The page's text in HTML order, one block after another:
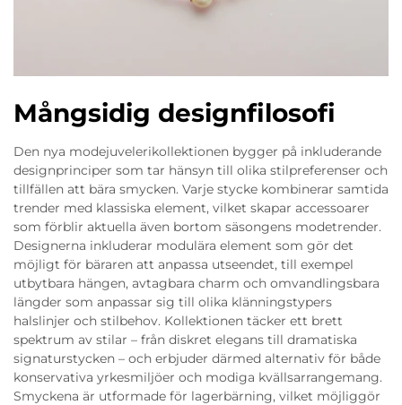
Mångsidig designfilosofi
Den nya modejuvelerikollektionen bygger på inkluderande
designprinciper som tar hänsyn till olika stilpreferenser och
tillfällen att bära smycken. Varje stycke kombinerar samtida
trender med klassiska element, vilket skapar accessoarer
som förblir aktuella även bortom säsongens modetrender.
Designerna inkluderar modulära element som gör det
möjligt för bäraren att anpassa utseendet, till exempel
utbytbara hängen, avtagbara charm och omvandlingsbara
längder som anpassar sig till olika klänningstypers
halslinjer och stilbehov. Kollektionen täcker ett brett
spektrum av stilar – från diskret elegans till dramatiska
signaturstycken – och erbjuder därmed alternativ för både
konservativa yrkesmiljöer och modiga kvällsarrangemang.
Smyckena är utformade för lagerbärning, vilket möjliggör